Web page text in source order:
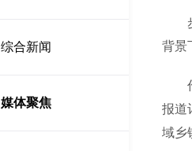
综合新闻
媒体聚焦
步
背景
作
报道
域乡